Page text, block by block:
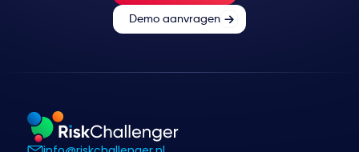
Demo aanvragen